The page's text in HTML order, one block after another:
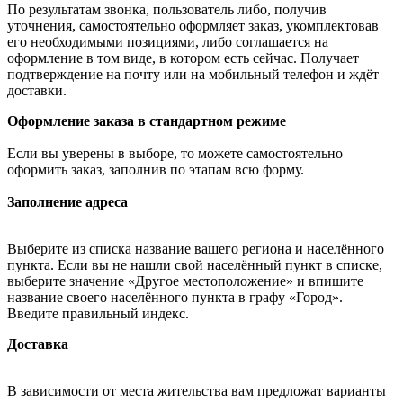
По результатам звонка, пользователь либо, получив
уточнения, самостоятельно оформляет заказ, укомплектовав
его необходимыми позициями, либо соглашается на
оформление в том виде, в котором есть сейчас. Получает
подтверждение на почту или на мобильный телефон и ждёт
доставки.
Оформление заказа в стандартном режиме
Если вы уверены в выборе, то можете самостоятельно
оформить заказ, заполнив по этапам всю форму.
Заполнение адреса
Выберите из списка название вашего региона и населённого
пункта. Если вы не нашли свой населённый пункт в списке,
выберите значение «Другое местоположение» и впишите
название своего населённого пункта в графу «Город».
Введите правильный индекс.
Доставка
В зависимости от места жительства вам предложат варианты